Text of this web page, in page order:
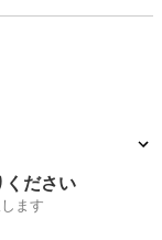
ン
ンイレブン
ください
ます